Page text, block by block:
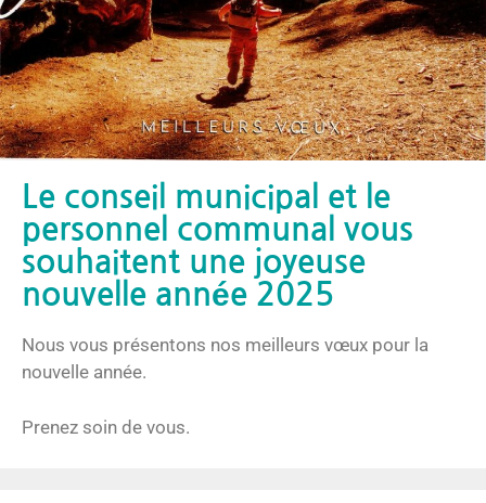
Le conseil municipal et le
personnel communal vous
souhaitent une joyeuse
nouvelle année 2025
Nous vous présentons nos meilleurs vœux pour la
nouvelle année.
Prenez soin de vous.